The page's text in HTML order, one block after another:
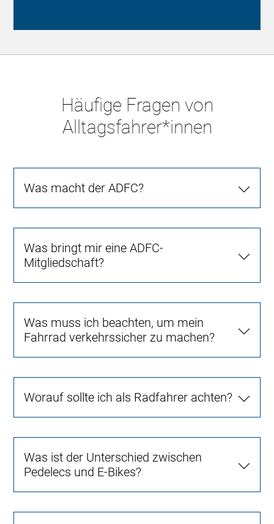
Häufige Fragen von
Alltagsfahrer*innen
Was macht der ADFC?
Was bringt mir eine ADFC-
Mitgliedschaft?
Was muss ich beachten, um mein
Fahrrad verkehrssicher zu machen?
Worauf sollte ich als Radfahrer achten?
Was ist der Unterschied zwischen
Pedelecs und E-Bikes?